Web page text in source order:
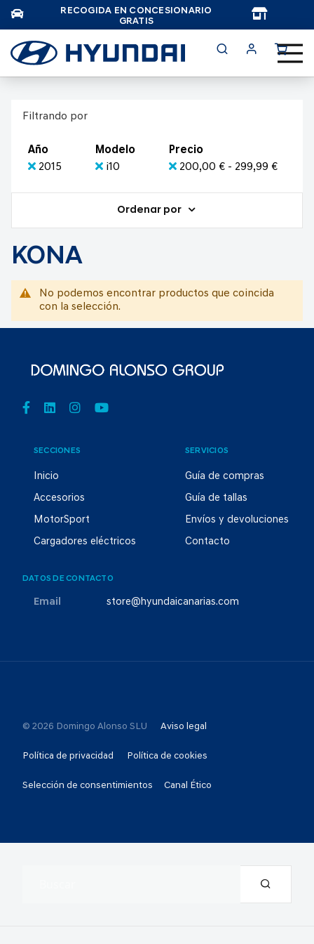
RECOGIDA EN CONCESIONARIO
GRATIS
Filtrando por
Año
2015
Modelo
i10
Precio
200,00 € - 299,99 €
Ordenar por
KONA
No podemos encontrar productos que coincida
con la selección.
SECCIONES
Inicio
Accesorios
MotorSport
Cargadores eléctricos
SERVICIOS
Guía de compras
Guía de tallas
Envíos y devoluciones
Contacto
DATOS DE CONTACTO
Email store@hyundaicanarias.com
© 2026 Domingo Alonso SLU Aviso legal
Política de privacidad Política de cookies
Selección de consentimientos Canal Ético